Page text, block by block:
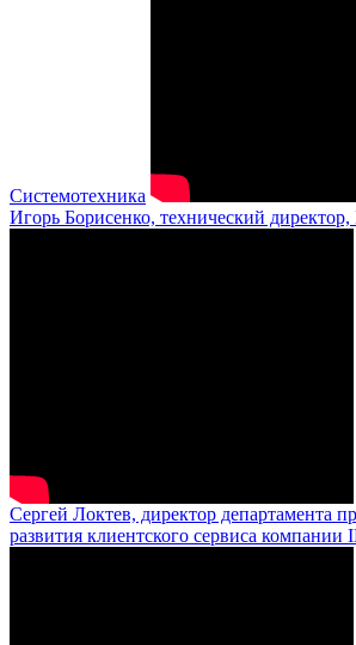
Системотехника
Игорь Борисенко, технический
Сергей Локтев, директор департамента
развития клиентского сервиса компании